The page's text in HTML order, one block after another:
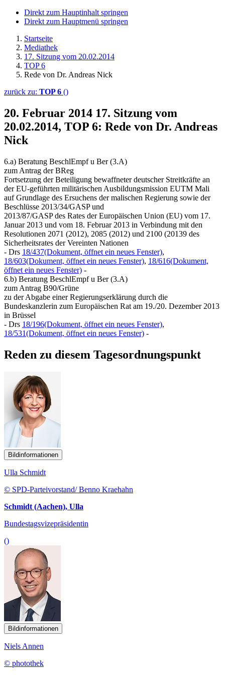
Direkt zum Hauptinhalt springen
Direkt zum Hauptmenü springen
Startseite
Mediathek
17. Sitzung vom 20.02.2014
TOP 6
Rede von Dr. Andreas Nick
zurück zu: TOP 6 ()
20. Februar 2014 17. Sitzung vom
20.02.2014, TOP 6: Rede von Dr. Andreas
Nick
6.a) Beratung BeschlEmpf u Ber (3.A)
zum Antrag der BReg
Fortsetzung der Beteiligung bewaffneter deutscher Streitkräfte an
der EU-geführten militärischen Ausbildungsmission EUTM Mali
auf Grundlage des Ersuchens der malischen Regierung sowie der
Beschlüsse 2013/34/GASP und
2013/87/GASP des Rates der Europäischen Union (EU) vom 17.
Januar 2013 und vom 18. Februar 2013 in Verbindung mit den
Resolutionen 2071 (2012), 2085 (2012) und 2100 (20139 des
Sicherheitsrates der Vereinten Nationen
- Drs 18/437(Dokument, öffnet ein neues Fenster),
18/603(Dokument, öffnet ein neues Fenster), 18/616(Dokument,
öffnet ein neues Fenster) -
6.b) Beratung BeschlEmpf u Ber (3.A)
zum Antrag B90/Grüne
zu der Abgabe einer Regierungserklärung durch die
Bundeskanzlerin zum Europäischen Rat am 19./20. Dezember 2013
in Brüssel
- Drs 18/196(Dokument, öffnet ein neues Fenster),
18/531(Dokument, öffnet ein neues Fenster) -
Reden zu diesem Tagesordnungspunkt
Bildinformationen
Ulla Schmidt
© SPD-Parteivorstand/ Benno Kraehahn
Schmidt (Aachen), Ulla
Bundestagsvizepräsidentin
()
Bildinformationen
Niels Annen
© photothek